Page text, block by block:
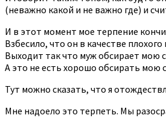
(неважно какой и не важно где) и
И в этот момент мое терпение
Взбесило, что он в качестве
Выходит так что муж обсирает мою
А это не есть хорошо обсирать мою
Тут можно сказать, что я
Мне надоело это терпеть. Мы